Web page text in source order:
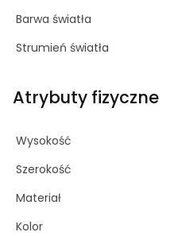
Barwa światła
Strumień światła
Atrybuty fizyczne
Wysokość
Szerokość
Materiał
Kolor